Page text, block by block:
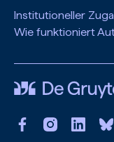
Institutioneller
Wie funktioniert